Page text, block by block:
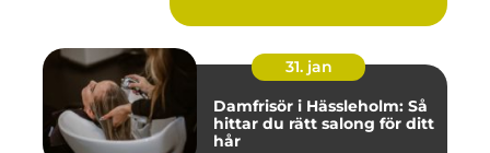
31. jan
Damfrisör i Hässleholm: Så
hittar du rätt salong för ditt
hår